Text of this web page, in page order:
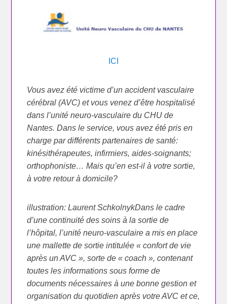
ICI
Vous avez été victime d’un accident vasculaire
cérébral (AVC) et vous venez d’être hospitalisé
dans l’unité neuro-vasculaire du CHU de
Nantes. Dans le service, vous avez été pris en
charge par différents partenaires de santé:
kinésithérapeutes, infirmiers, aides-soignants;
orthophoniste… Mais qu’en est-il à votre sortie,
à votre retour à domicile?
illustration: Laurent SchkolnykDans le cadre
d’une continuité des soins à la sortie de
l’hôpital, l’unité neuro-vasculaire a mis en place
une mallette de sortie intitulée « confort de vie
après un AVC », sorte de « coach », contenant
toutes les informations sous forme de
documents nécessaires à une bonne gestion et
organisation du quotidien après votre AVC et ce,